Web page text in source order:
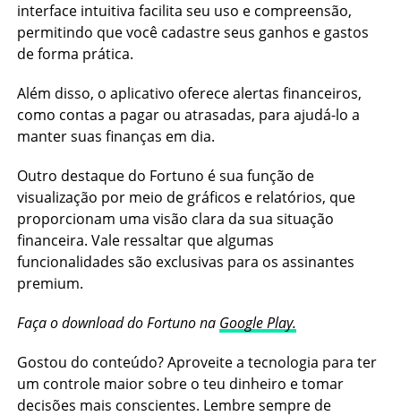
interface intuitiva facilita seu uso e compreensão,
permitindo que você cadastre seus ganhos e gastos
de forma prática.
Além disso, o aplicativo oferece alertas financeiros,
como contas a pagar ou atrasadas, para ajudá-lo a
manter suas finanças em dia.
Outro destaque do Fortuno é sua função de
visualização por meio de gráficos e relatórios, que
proporcionam uma visão clara da sua situação
financeira. Vale ressaltar que algumas
funcionalidades são exclusivas para os assinantes
premium.
Faça o download do Fortuno na Google Play.
Gostou do conteúdo? Aproveite a tecnologia para ter
um controle maior sobre o teu dinheiro e tomar
decisões mais conscientes. Lembre sempre de